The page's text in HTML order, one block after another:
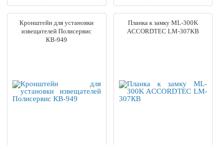
Кронштейн для установки
извещателей Полисервис
КВ-949
Планка к замку ML-300K
ACCORDTEC LM-307КB